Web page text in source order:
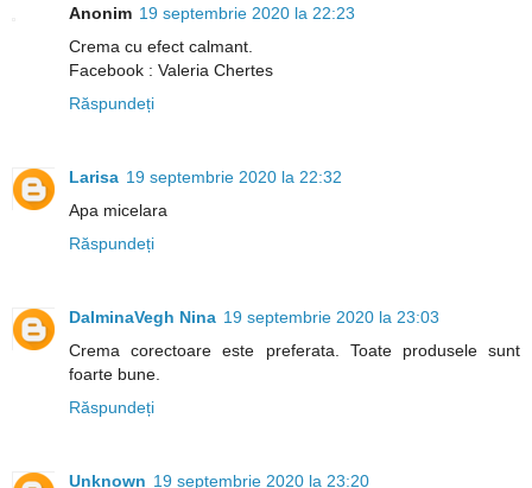
Anonim 19 septembrie 2020 la 22:23
Crema cu efect calmant.
Facebook : Valeria Chertes
Răspundeți
Larisa 19 septembrie 2020 la 22:32
Apa micelara
Răspundeți
DalminaVegh Nina 19 septembrie 2020 la 23:03
Crema corectoare este preferata. Toate produsele sunt
foarte bune.
Răspundeți
Unknown 19 septembrie 2020 la 23:20